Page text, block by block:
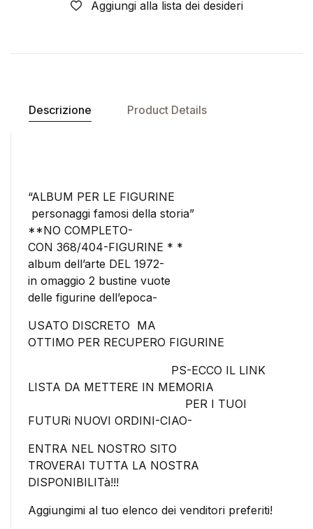
Aggiungi alla lista dei desideri
Descrizione Product Details
“ALBUM PER LE FIGURINE
personaggi famosi della storia”
**NO COMPLETO-
CON 368/404-FIGURINE * *
album dell’arte DEL 1972-
in omaggio 2 bustine vuote
delle figurine dell’epoca-
USATO DISCRETO MA
OTTIMO PER RECUPERO FIGURINE
PS-ECCO IL LINK
LISTA DA METTERE IN MEMORIA
PER I TUOI
FUTURi NUOVI ORDINI-CIAO-
ENTRA NEL NOSTRO SITO
TROVERAI TUTTA LA NOSTRA
DISPONIBILITà!!!
Aggiungimi al tuo elenco dei venditori preferiti!